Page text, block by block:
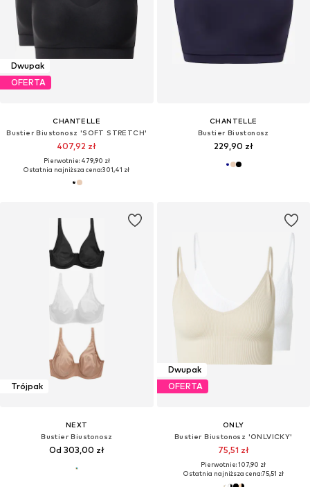
Dwupak
OFERTA
CHANTELLE
Bustier Biustonosz 'SOFT STRETCH'
407,92 zł
Pierwotnie: 479,90 zł
Ostatnia najniższa cena:301,41 zł
CHANTELLE
Bustier Biustonosz
229,90 zł
Trójpak
NEXT
Bustier Biustonosz
Od 303,00 zł
Dwupak
OFERTA
ONLY
Bustier Biustonosz 'ONLVICKY'
75,51 zł
Pierwotnie: 107,90 zł
Ostatnia najniższa cena:75,51 zł